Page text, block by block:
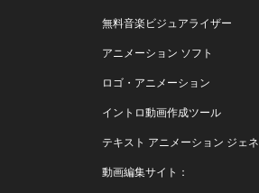
無料音楽ビジュアライザー
アニメーション ソフト
ロゴ・アニメーション
イントロ動画作成ツール
テキスト アニメーション ジェ
動画編集サイト：